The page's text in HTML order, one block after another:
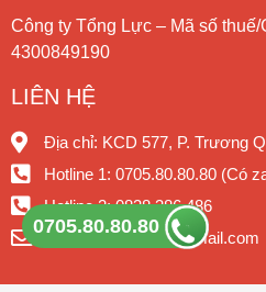
Công ty Tổng Lực – Mã số
4300849190
LIÊN HỆ
Địa chỉ: KCD 577, P. Trương
Hotline 1: 0705.80.80.80 (Có
Hotline 2: 0838.386.486
Email:ketoanqng@gmail.com
0705.80.80.80